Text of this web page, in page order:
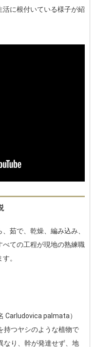
に根付いている様子が紹
茹で、乾燥、編み込み、
べての工程が現地の熟練職
。
Carludovica palmata）
持つヤシのような植物で
なり、幹が発達せず、地